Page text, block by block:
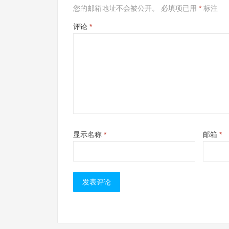
您的邮箱地址不会被公开。 必填项已用 * 标注
评论 *
显示名称 * 邮箱 *